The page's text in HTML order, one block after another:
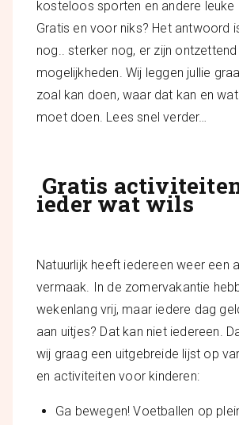
kosteloos sporten en andere leuke
Gratis en voor niks? Het antwoord
nog.. sterker nog, er zijn ontzettend
mogelijkheden. Wij leggen jullie
zoal kan doen, waar dat kan en
moet doen. Lees snel verder…
Gratis
ieder wat wils
Natuurlijk heeft iedereen weer een
vermaak. In de zomervakantie
wekenlang vrij, maar iedere dag
aan uitjes? Dat kan niet iedereen.
wij graag een uitgebreide lijst op
en activiteiten voor kinderen:
Ga bewegen! Voetballen op